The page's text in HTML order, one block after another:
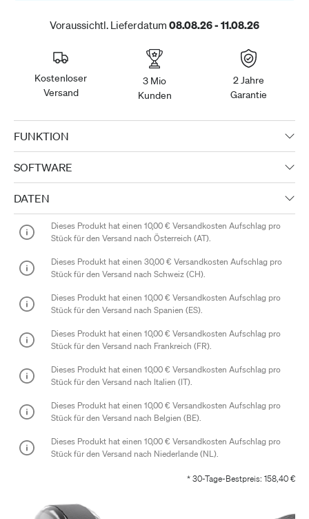
Voraussichtl. Lieferdatum 08.08.26 - 11.08.26
Kostenloser
Versand
3 Mio
Kunden
2 Jahre
Garantie
FUNKTION
SOFTWARE
DATEN
Dieses Produkt hat einen 10,00 € Versandkosten Aufschlag pro
Stück für den Versand nach Österreich (AT).
Dieses Produkt hat einen 30,00 € Versandkosten Aufschlag pro
Stück für den Versand nach Schweiz (CH).
Dieses Produkt hat einen 10,00 € Versandkosten Aufschlag pro
Stück für den Versand nach Spanien (ES).
Dieses Produkt hat einen 10,00 € Versandkosten Aufschlag pro
Stück für den Versand nach Frankreich (FR).
Dieses Produkt hat einen 10,00 € Versandkosten Aufschlag pro
Stück für den Versand nach Italien (IT).
Dieses Produkt hat einen 10,00 € Versandkosten Aufschlag pro
Stück für den Versand nach Belgien (BE).
Dieses Produkt hat einen 10,00 € Versandkosten Aufschlag pro
Stück für den Versand nach Niederlande (NL).
* 30-Tage-Bestpreis: 158,40 €